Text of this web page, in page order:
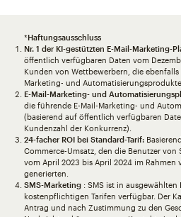
*Haftungsausschluss
Nr. 1 der KI-gestützten E-Mail-Marketing-
öffentlich verfügbaren Daten vom
Kunden von Wettbewerbern, die
Marketing- und
E-Mail-Marketing- und
die führende E-Mail-Marketing- und
(basierend auf öffentlich verfügbaren
Kundenzahl der Konkurrenz).
24-facher ROI bei Standard-Tarif:
Commerce-Umsatz, den die Benutzer von
vom April 2023 bis April 2024 im Rahmen
generierten.
SMS-Marketing: SMS ist in ausgewählten
kostenpflichtigen Tarifen verfügbar. Der
Antrag und nach Zustimmung zu den